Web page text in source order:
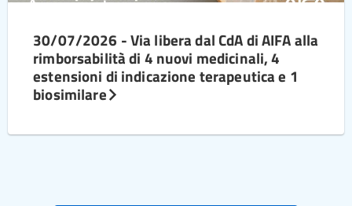
30/07/2026 - Via libera dal CdA di AIFA alla
rimborsabilità di 4 nuovi medicinali, 4
estensioni di indicazione terapeutica e 1
biosimilare